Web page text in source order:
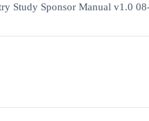
Study Sponsor Manual v1.0